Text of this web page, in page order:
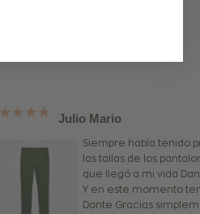
Julio Mario
Siempre había tenido
las tallas de los
que llegó a mi vida
Y en este momento
Dante Gracias